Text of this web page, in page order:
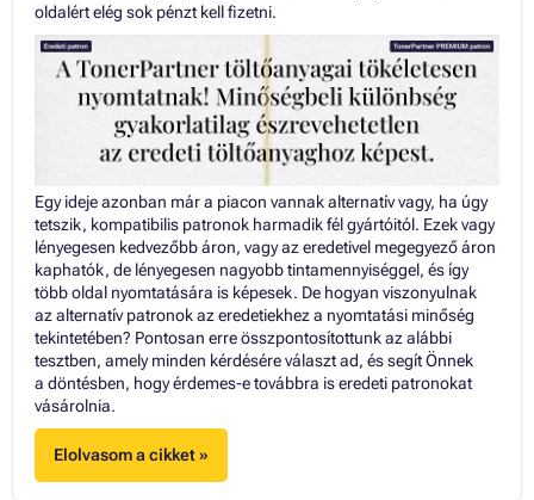
oldalért elég sok pénzt kell fizetni.
Egy ideje azonban már a piacon vannak alternatív vagy, ha úgy
tetszik, kompatibilis patronok harmadik fél gyártóitól. Ezek vagy
lényegesen kedvezőbb áron, vagy az eredetivel megegyező áron
kaphatók, de lényegesen nagyobb tintamennyiséggel, és így
több oldal nyomtatására is képesek. De hogyan viszonyulnak
az alternatív patronok az eredetiekhez a nyomtatási minőség
tekintetében? Pontosan erre összpontosítottunk az alábbi
tesztben, amely minden kérdésére választ ad, és segít Önnek
a döntésben, hogy érdemes-e továbbra is eredeti patronokat
vásárolnia.
Elolvasom a cikket »